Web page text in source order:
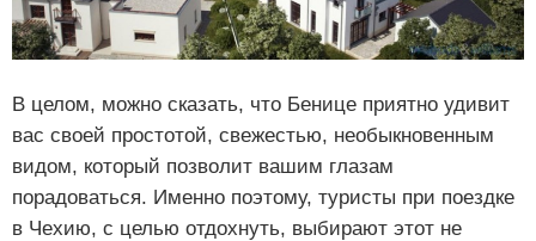
В целом, можно сказать, что Бенице приятно удивит
вас своей простотой, свежестью, необыкновенным
видом, который позволит вашим глазам
порадоваться. Именно поэтому, туристы при поездке
в Чехию, с целью отдохнуть, выбирают этот не